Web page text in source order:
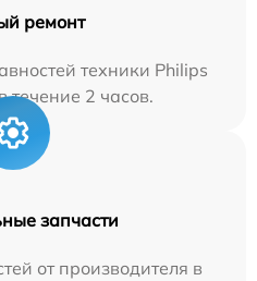
ремонт
техники Philips
течение 2 часов.
запчасти
от производителя в